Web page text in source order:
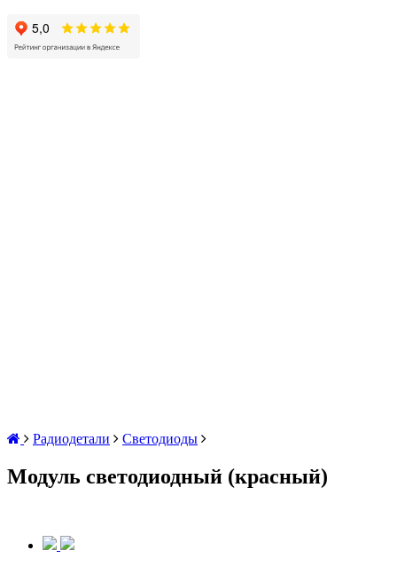
Радиодетали Светодиоды
Модуль светодиодный (красный)